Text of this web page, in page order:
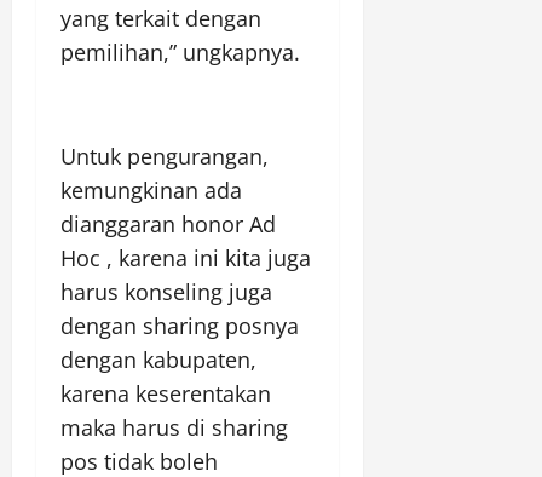
yang terkait dengan
pemilihan,” ungkapnya.
Untuk pengurangan,
kemungkinan ada
dianggaran honor Ad
Hoc , karena ini kita juga
harus konseling juga
dengan sharing posnya
dengan kabupaten,
karena keserentakan
maka harus di sharing
pos tidak boleh